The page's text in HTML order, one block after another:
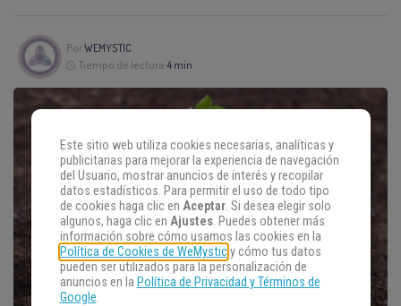
PorWEMYSTIC
Tiempo de lectura:4 min
Este sitio web utiliza cookies necesarias, analíticas y
publicitarias para mejorar la experiencia de navegación
del Usuario, mostrar anuncios de interés y recopilar
datos estadísticos. Para permitir el uso de todo tipo
de cookies haga clic en Aceptar. Si desea elegir solo
algunos, haga clic en Ajustes. Puedes obtener más
información sobre cómo usamos las cookies en la
Política de Cookies de WeMysticy cómo tus datos
pueden ser utilizados para la personalización de
anuncios en la Política de Privacidad y Términos de
Google.